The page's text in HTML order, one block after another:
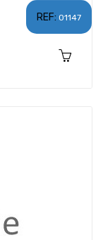
REF: 01147